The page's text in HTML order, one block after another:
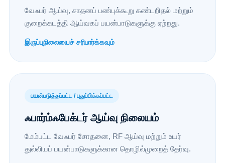
வேஃபர் ஆய்வு, சாதனப் பண்புக்கூறு கண்டறிதல் மற்றும்
குறைக்கடத்தி ஆய்வகப் பயன்பாடுகளுக்கு ஏற்றது.
இருப்புநிலையைச் சரிபார்க்கவும்
பயன்படுத்தப்பட்ட / புதுப்பிக்கப்பட்ட
ஃபார்ம்ஃபேக்டர் ஆய்வு நிலையம்
மேம்பட்ட வேஃபர் சோதனை, RF ஆய்வு மற்றும் உயர்
துல்லியப் பயன்பாடுகளுக்கான தொழில்முறைத் தேர்வு.